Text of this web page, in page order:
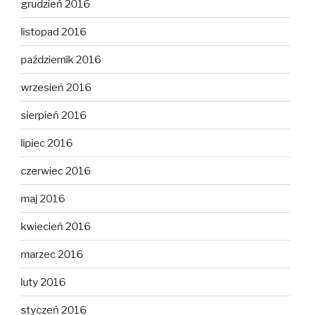
grudzień 2016
listopad 2016
październik 2016
wrzesień 2016
sierpień 2016
lipiec 2016
czerwiec 2016
maj 2016
kwiecień 2016
marzec 2016
luty 2016
styczeń 2016